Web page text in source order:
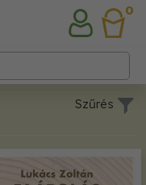
0
Szűrés